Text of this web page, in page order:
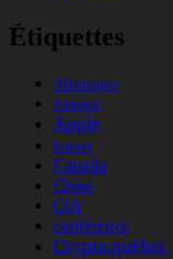
Étiquettes
Allemagne
Annonce
Apple
botnet
Canada
Chine
CIA
conférence
Crypto.québec